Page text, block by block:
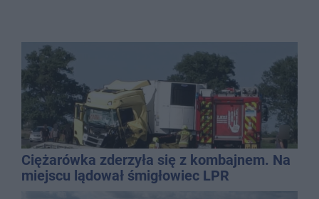
Ciężarówka zderzyła się z kombajnem. Na
miejscu lądował śmigłowiec LPR